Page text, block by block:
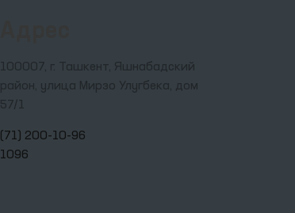
100007, г. Ташкент, Яшнабадский
район, улица Мирзо Улугбека, дом
57/1
(71) 200-10-96
1096